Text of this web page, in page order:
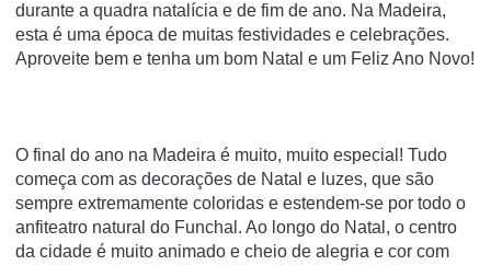
durante a quadra natalícia e de fim de ano. Na Madeira,
esta é uma época de muitas festividades e celebrações.
Aproveite bem e tenha um bom Natal e um Feliz Ano Novo!
O final do ano na Madeira é muito, muito especial! Tudo
começa com as decorações de Natal e luzes, que são
sempre extremamente coloridas e estendem-se por todo o
anfiteatro natural do Funchal. Ao longo do Natal, o centro
da cidade é muito animado e cheio de alegria e cor com